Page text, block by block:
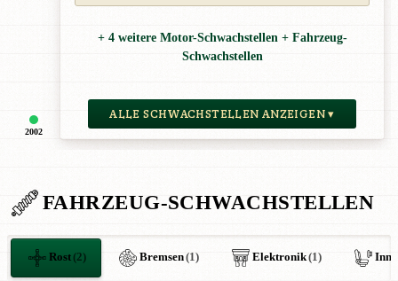
2002
+ 4 weitere Motor-Schwachstellen + Fahrzeug-
Schwachstellen
ALLE SCHWACHSTELLEN ANZEIGEN ▾
FAHRZEUG-SCHWACHSTELLEN
Rost(2) Bremsen(1) Elektronik(1)